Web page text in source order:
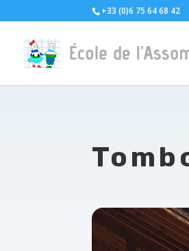
+33 (0)6 75 64 68 42